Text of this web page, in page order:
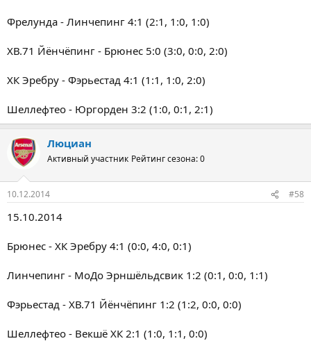
Фрелунда - Линчепинг 4:1 (2:1, 1:0, 1:0)
ХВ.71 Йёнчёпинг - Брюнес 5:0 (3:0, 0:0, 2:0)
ХК Эребру - Фэрьестад 4:1 (1:1, 1:0, 2:0)
Шеллефтео - Юргорден 3:2 (1:0, 0:1, 2:1)
Люциан
Активный участник Рейтинг сезона: 0
10.12.2014 #58
15.10.2014
Брюнес - ХК Эребру 4:1 (0:0, 4:0, 0:1)
Линчепинг - МоДо Эрншёльдсвик 1:2 (0:1, 0:0, 1:1)
Фэрьестад - ХВ.71 Йёнчёпинг 1:2 (1:2, 0:0, 0:0)
Шеллефтео - Векшё ХК 2:1 (1:0, 1:1, 0:0)